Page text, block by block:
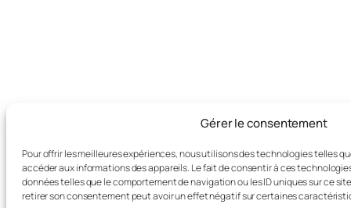
Gérer le consentement
Pour offrir les meilleures expériences, nous utilisons des technologies telles
accéder aux informations des appareils. Le fait de consentir à ces
données telles que le comportement de navigation ou les ID uniques sur ce
retirer son consentement peut avoir un effet négatif sur certaines